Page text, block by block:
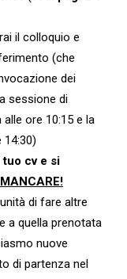
il colloquio e
(che
dei
sessione di
ore 10:15 e la
cv e si
di fare altre
a quella prenotata
nuove
di partenza nel